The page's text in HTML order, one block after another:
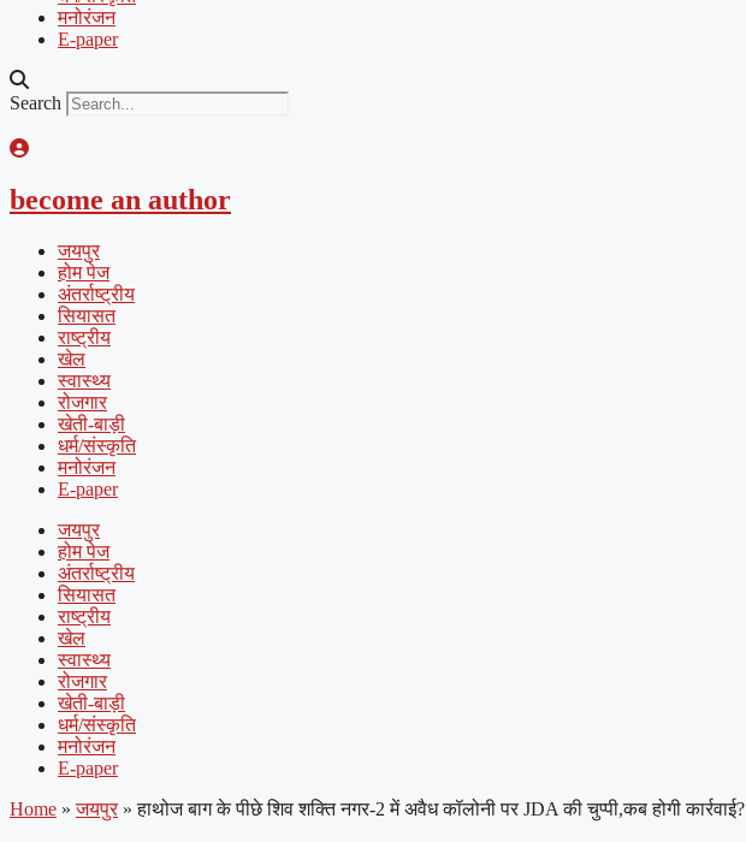
मनोरंजन
E-paper
Search
become an author
जयपुर
होम पेज
अंतर्राष्ट्रीय
सियासत
राष्ट्रीय
खेल
स्वास्थ्य
रोजगार
खेती-बाड़ी
धर्म/संस्कृति
मनोरंजन
E-paper
जयपुर
होम पेज
अंतर्राष्ट्रीय
सियासत
राष्ट्रीय
खेल
स्वास्थ्य
रोजगार
खेती-बाड़ी
धर्म/संस्कृति
मनोरंजन
E-paper
Home » जयपुर » हाथोज बाग के पीछे शिव शक्ति नगर-2 में अवैध कॉलोनी पर JDA की चुप्पी,कब होगी कार्रवाई?